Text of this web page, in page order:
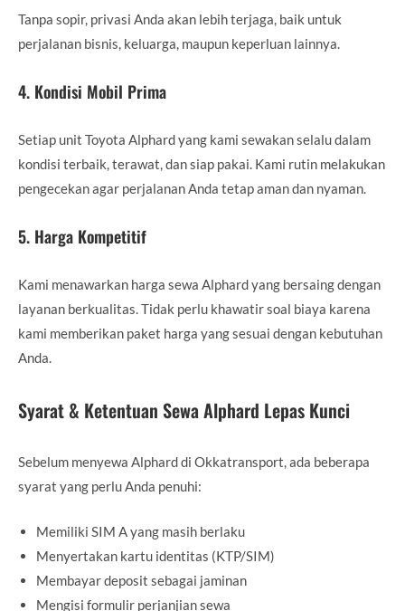
Tanpa sopir, privasi Anda akan lebih terjaga, baik untuk
perjalanan bisnis, keluarga, maupun keperluan lainnya.
4. Kondisi Mobil Prima
Setiap unit Toyota Alphard yang kami sewakan selalu dalam
kondisi terbaik, terawat, dan siap pakai. Kami rutin melakukan
pengecekan agar perjalanan Anda tetap aman dan nyaman.
5. Harga Kompetitif
Kami menawarkan harga sewa Alphard yang bersaing dengan
layanan berkualitas. Tidak perlu khawatir soal biaya karena
kami memberikan paket harga yang sesuai dengan kebutuhan
Anda.
Syarat & Ketentuan Sewa Alphard Lepas Kunci
Sebelum menyewa Alphard di Okkatransport, ada beberapa
syarat yang perlu Anda penuhi:
Memiliki SIM A yang masih berlaku
Menyertakan kartu identitas (KTP/SIM)
Membayar deposit sebagai jaminan
Mengisi formulir perjanjian sewa